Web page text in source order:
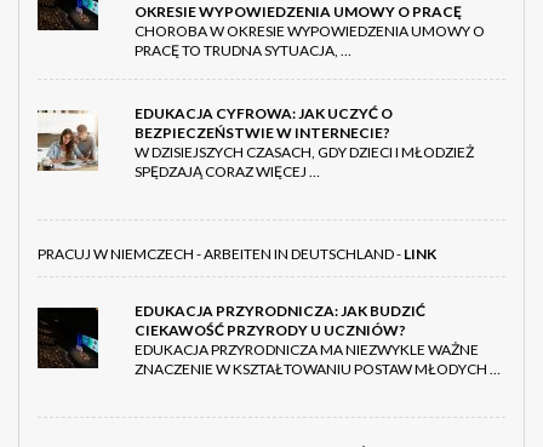
OKRESIE WYPOWIEDZENIA UMOWY O PRACĘ
CHOROBA W OKRESIE WYPOWIEDZENIA UMOWY O
PRACĘ TO TRUDNA SYTUACJA, …
EDUKACJA CYFROWA: JAK UCZYĆ O
BEZPIECZEŃSTWIE W INTERNECIE?
W DZISIEJSZYCH CZASACH, GDY DZIECI I MŁODZIEŻ
SPĘDZAJĄ CORAZ WIĘCEJ …
PRACUJ W NIEMCZECH - ARBEITEN IN DEUTSCHLAND - LINK
EDUKACJA PRZYRODNICZA: JAK BUDZIĆ
CIEKAWOŚĆ PRZYRODY U UCZNIÓW?
EDUKACJA PRZYRODNICZA MA NIEZWYKLE WAŻNE
ZNACZENIE W KSZTAŁTOWANIU POSTAW MŁODYCH …